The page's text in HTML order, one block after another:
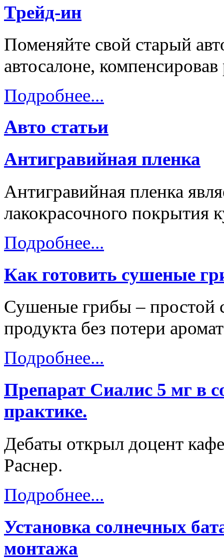
Трейд-ин
Поменяйте свой старый
автосалоне,
Подробнее...
Авто статьи
Антигравийная пленка
Антигравийная пленка
лакокрасочного покрытия
Подробнее...
Как готовить сушеные
Сушеные грибы – простой
продукта без потери
Подробнее...
Препарат Сиалис 5 мг в
практике.
Дебаты открыл доцент
Раснер.
Подробнее...
Установка солнечных
монтажа